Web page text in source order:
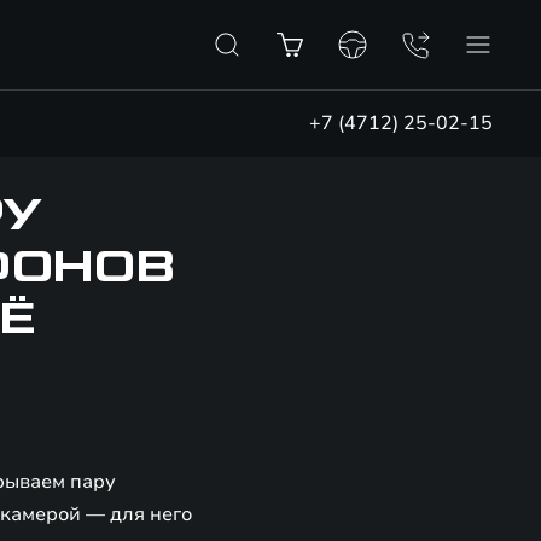
+7 (4712) 25-02-15
пару
— для него